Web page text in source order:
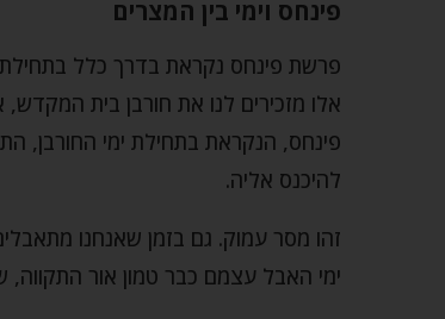
פינחס וימי בין המצרים
פרשת פינחס נקראת בדרך כלל
אלו מזכירים לנו את חורבן בית
פינחס, הנקראת בתחילת ימי החורבן,
להיכנס אליה.
זהו מסר עמוק. גם בזמן שאנחנו
ימי האבל עצמם כבר טמון אור